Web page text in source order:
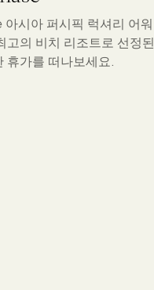
시아 퍼시픽 럭셔리 어워
고의 비치 리조트로 선정된
휴가를 떠나보세요.